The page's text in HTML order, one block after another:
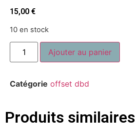
15,00 €
10 en stock
Ajouter au panier
Catégorie offset dbd
Produits similaires